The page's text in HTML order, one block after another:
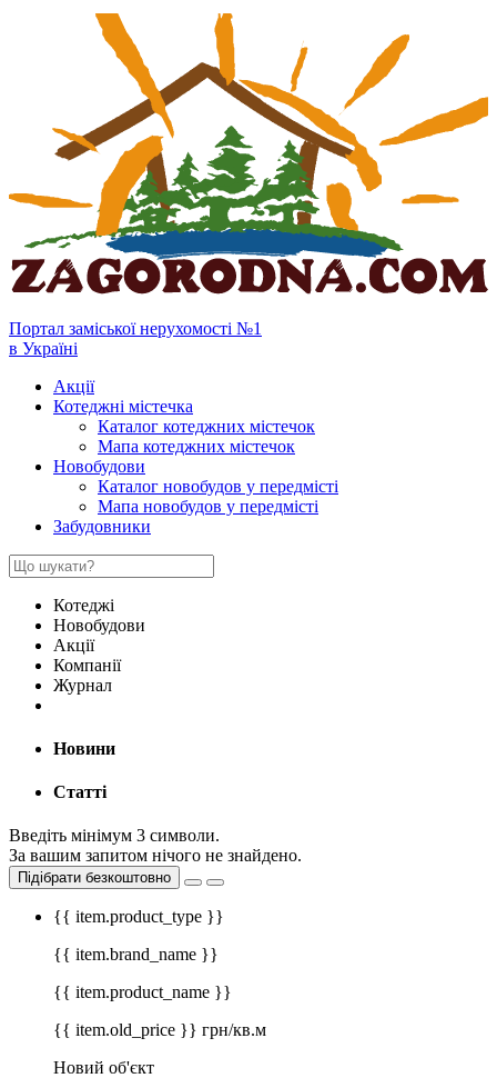
Портал заміської нерухомості №1
в Україні
Акції
Котеджні містечка
Каталог котеджних містечок
Мапа котеджних містечок
Новобудови
Каталог новобудов у передмісті
Мапа новобудов у передмісті
Забудовники
Котеджі
Новобудови
Акції
Компанії
Журнал
Новини
Статті
Введіть мінімум 3 символи.
За вашим запитом нічого не знайдено.
Підібрати безкоштовно
{{ item.product_type }}
{{ item.brand_name }}
{{ item.product_name }}
{{ item.old_price }} грн/кв.м
Новий об'єкт